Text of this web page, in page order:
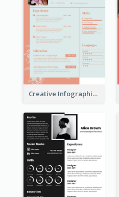
Creative Infographic Student Designer Resume